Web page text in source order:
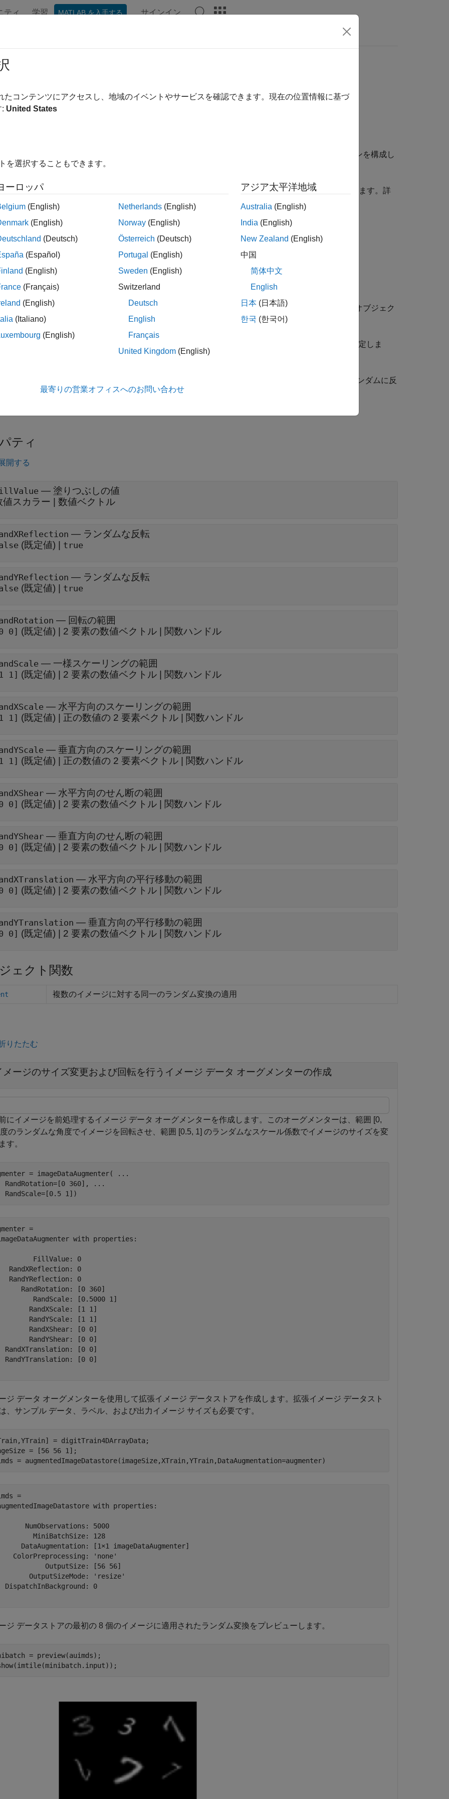
ティ 学習 MATLAB を入手する サインイン
データ拡張の構成
ジ データ オーグメンターは、サイズ変更、回転、反転など、イメージ拡張の一連の前処理オプションを構成し
で使用され、拡張イメージをバッチ生成します。詳
ては、ランダムな幾何学的変換での学習用のイメージの拡張 を参照してください。
は、恒等変換と一致する既定のプロパティ値を使用して、imageDataAugmenter
オブジェク
します。
は、1 つ以上の名前と値の引数を使用して、プロパティを設定しま
パティは、イメージ拡張オプションのセットに対応します。
は、イメージを左右方向に 50% の確率でランダムに反
imageDataAugmenterオブジェクトを作成します。
ティ
開する
— 塗りつぶしの値
値スカラー
数値ベクトル
— ランダムな反転
(既定値) | true
— ランダムな反転
(既定値) | true
— 回転の範囲
0] (既定値) | 2 要素の数値ベクトル 関数ハンドル
— 一様スケーリングの範囲
1] (既定値) | 2 要素の数値ベクトル 関数ハンドル
— 水平方向のスケーリングの範囲
1] (既定値) | 正の数値の 2 要素ベクトル 関数ハンドル
— 垂直方向のスケーリングの範囲
1] (既定値) | 正の数値の 2 要素ベクトル 関数ハンドル
— 水平方向のせん断の範囲
0] (既定値) | 2 要素の数値ベクトル 関数ハンドル
— 垂直方向のせん断の範囲
0] (既定値) | 2 要素の数値ベクトル 関数ハンドル
— 水平方向の平行移動の範囲
0] (既定値) | 2 要素の数値ベクトル 関数ハンドル
— 垂直方向の平行移動の範囲
0] (既定値) | 2 要素の数値ベクトル 関数ハンドル
ェクト関数
複数のイメージに対する同一のランダム変換の適用
りたたむ
メージのサイズ変更および回転を行うイメージ データ オーグメンターの作成
にイメージを前処理するイメージ データ オーグメンターを作成します。このオーグメンターは、範囲 [0,
のランダムな角度でイメージを回転させ、範囲 [0.5, 1] のランダムなスケール係数でイメージのサイズを変
す。
= imageDataAugmenter(
...
RandRotation=[0 360],
...
RandScale=[0.5 1])
=
with properties:
FillValue: 0
RandXReflection: 0
RandYReflection: 0
RandRotation: [0 360]
RandScale: [0.5000 1]
RandXScale: [1 1]
RandYScale: [1 1]
RandXShear: [0 0]
RandYShear: [0 0]
RandXTranslation: [0 0]
RandYTranslation: [0 0]
ジ データ オーグメンターを使用して拡張イメージ データストアを作成します。拡張イメージ データスト
、サンプル データ、ラベル、および出力イメージ サイズも必要です。
= digitTrain4DArrayData;
= [56 56 1];
= augmentedImageDatastore(imageSize,XTrain,YTrain,DataAugmentation=augmenter)
=
with properties:
NumObservations: 5000
MiniBatchSize: 128
DataAugmentation: [1×1 imageDataAugmenter]
ColorPreprocessing: 'none'
OutputSize: [56 56]
OutputSizeMode: 'resize'
DispatchInBackground: 0
ジ データストアの最初の 8 個のイメージに適用されたランダム変換をプレビューします。
= preview(auimds);
たコンテンツにアクセスし、地域のイベントやサービスを確認できます。現在の位置情報に基づ
: United States
を選択することもできます。
ーロッパ
(English)
(English)
(Deutsch)
(Español)
(English)
(Français)
(English)
(Italiano)
(English)
Netherlands (English)
Norway (English)
Österreich (Deutsch)
Portugal (English)
Sweden (English)
Switzerland
Deutsch
English
Français
United Kingdom (English)
アジア太平洋地域
Australia (English)
India (English)
New Zealand (English)
中国
简体中文
English
日本 (日本語)
한국 (한국어)
最寄りの営業オフィスへのお問い合わせ